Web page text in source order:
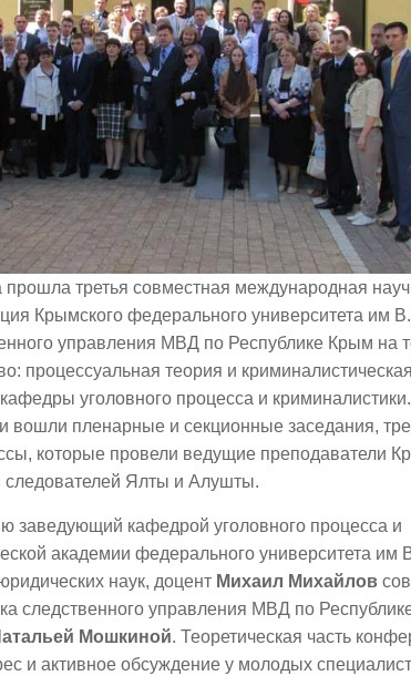
прошла третья совместная международная
Крымского федерального университета им
управления МВД по Республике Крым на
процессуальная теория и
уголовного процесса и
вошли пленарные и секционные заседания,
которые провели ведущие преподаватели
следователей Ялты и Алушты.
заведующий кафедрой уголовного процесса и
академии федерального университета им
наук, доцент Михаил Михайлов
следственного управления МВД по
Мошкиной. Теоретическая часть
и активное обсуждение у молодых